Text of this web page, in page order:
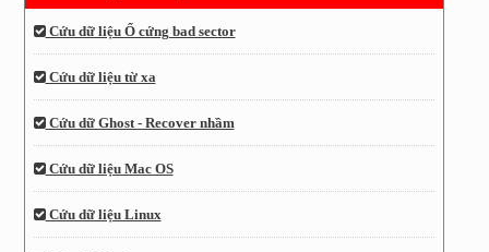
Cứu dữ liệu Ổ cứng bad sector
Cứu dữ liệu từ xa
Cứu dữ Ghost - Recover nhầm
Cứu dữ liệu Mac OS
Cứu dữ liệu Linux